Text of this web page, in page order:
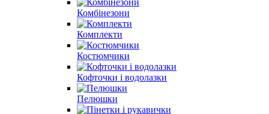
Комбінезони
Комплекти
Костюмчики
Кофточки і водолазки
Пелюшки